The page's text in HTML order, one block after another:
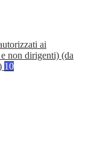
ai
non dirigenti) (da
10